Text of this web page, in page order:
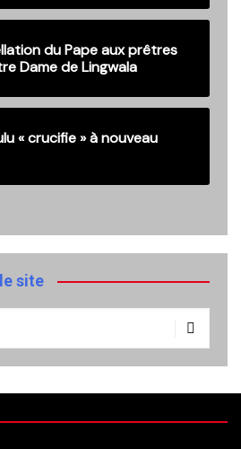
du Pape aux prêtres
Dame de Lingwala
« crucifie » à nouveau
site